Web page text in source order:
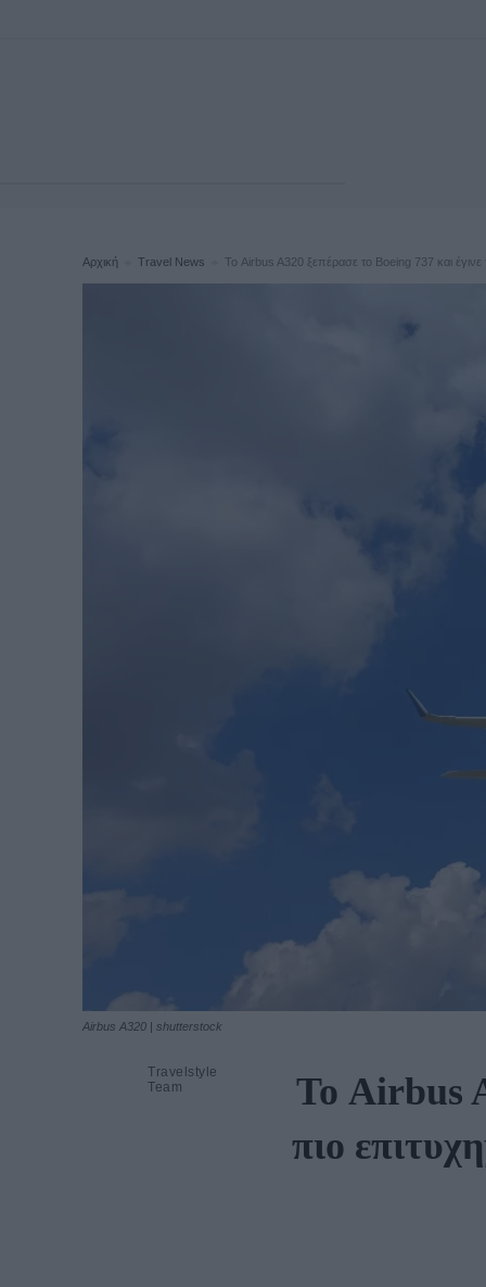
Αρχική Travel News Το Airbus A320 ξεπέρασε το Boeing 737 και έγινε
Airbus A320 | shutterstock
Travelstyle
Team
Το Airbus
πιο